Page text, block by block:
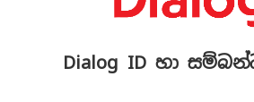
Dialog ID හා